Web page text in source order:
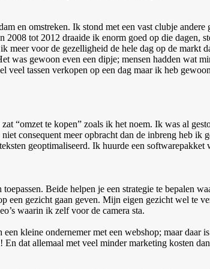
en omstreken. Ik stond met een vast clubje andere
tot 2012 draaide ik enorm goed op die dagen,
meer voor de gezelligheid de hele dag op de
gewoon even een dipje; mensen hadden wat
tassen verkopen op een dag maar ik heb
“omzet te kopen” zoals ik het noem. Ik was al
consequent meer opbracht dan de inbreng heb ik
geoptimaliseerd. Ik huurde een
Beide helpen je een strategie te bepalen
gezicht gaan geven. Mijn eigen gezicht wel te
waarin ik zelf voor de camera sta.
een kleine ondernemer met een webshop; maar daar
dat allemaal met veel minder marketing kosten